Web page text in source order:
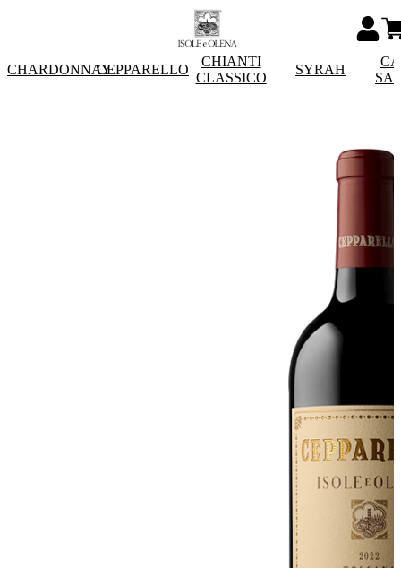
CHARDONNAYCEPPARELLO
CHIANTI
CLASSICO
SYRAH